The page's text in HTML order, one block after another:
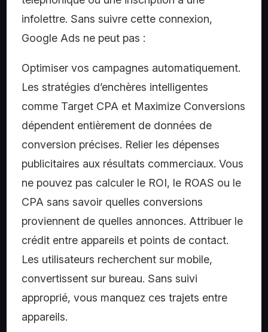
infolettre. Sans suivre cette connexion,
Google Ads ne peut pas :
Optimiser vos campagnes automatiquement.
Les stratégies d’enchères intelligentes
comme Target CPA et Maximize Conversions
dépendent entièrement de données de
conversion précises. Relier les dépenses
publicitaires aux résultats commerciaux. Vous
ne pouvez pas calculer le ROI, le ROAS ou le
CPA sans savoir quelles conversions
proviennent de quelles annonces. Attribuer le
crédit entre appareils et points de contact.
Les utilisateurs recherchent sur mobile,
convertissent sur bureau. Sans suivi
approprié, vous manquez ces trajets entre
appareils.